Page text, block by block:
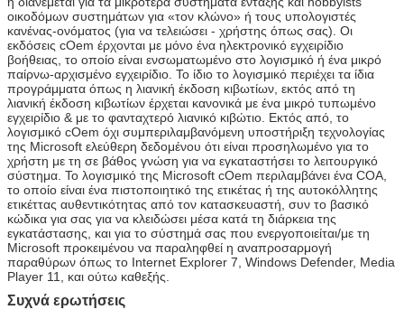
Αφήστε ένα μήνυμα
We bellen je snel terug!
οικοδόμων συστημάτων για «τον κλώνο» ή τους υπολογιστές
κανένας-ονόματος (για να τελειώσει - χρήστης όπως σας). Οι
εκδόσεις cOem έρχονται με μόνο ένα ηλεκτρονικό εγχειρίδιο
βοήθειας, το οποίο είναι ενσωματωμένο στο λογισμικό ή ένα μικρό
παίρνω-αρχισμένο εγχειρίδιο. Το ίδιο το λογισμικό περιέχει τα ίδια
προγράμματα όπως η λιανική έκδοση κιβωτίων, εκτός από τη
λιανική έκδοση κιβωτίων έρχεται κανονικά με ένα μικρό τυπωμένο
εγχειρίδιο & με το φανταχτερό λιανικό κιβώτιο. Εκτός από, το
λογισμικό cOem όχι συμπεριλαμβανόμενη υποστήριξη τεχνολογίας
της Microsoft ελεύθερη δεδομένου ότι είναι προσηλωμένο για το
χρήστη με τη σε βάθος γνώση για να εγκαταστήσει το λειτουργικό
σύστημα. Το λογισμικό της Microsoft cOem περιλαμβάνει ένα COA,
το οποίο είναι ένα πιστοποιητικό της ετικέτας ή της αυτοκόλλητης
ετικέττας αυθεντικότητας από τον κατασκευαστή, συν το βασικό
κώδικα για σας για να κλειδώσει μέσα κατά τη διάρκεια της
εγκατάστασης, και για το σύστημά σας που ενεργοποιείται/με τη
Microsoft προκειμένου να παραληφθεί η αναπροσαρμογή
παραθύρων όπως το Internet Explorer 7, Windows Defender, Media
Player 11, και ούτω καθεξής.
Συχνά ερωτήσεις